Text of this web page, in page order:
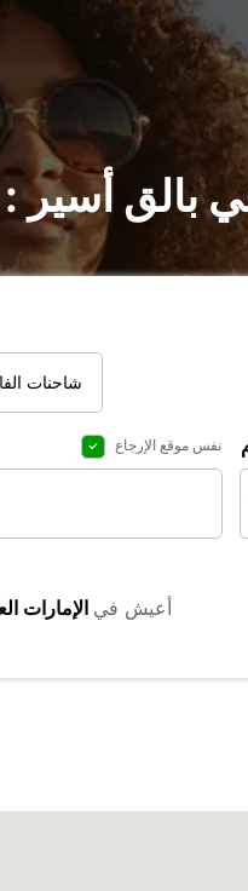
بالق
شاحنات
نفس موقع الإرجاع
أعيش في